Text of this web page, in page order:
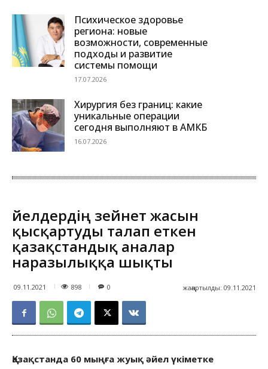
Психическое здоровье
региона: новые
возможности, современные
подходы и развитие
системы помощи
17.07.2026
Хирургия без границ: какие
уникальные операции
сегодня выполняют в АМКБ
16.07.2026